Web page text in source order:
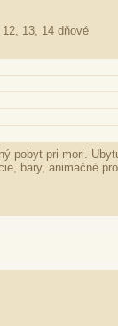
13, 14 dňové
pri mori.
bary, animačné